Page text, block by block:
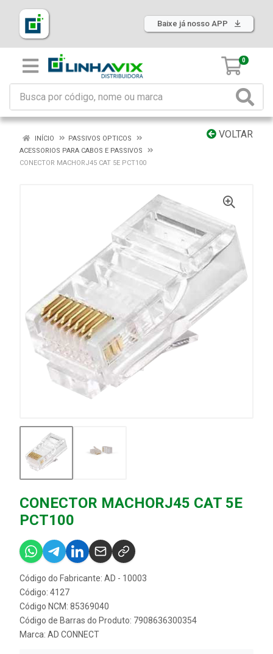
Baixe já nosso APP
0
VOLTAR
INÍCIO
PASSIVOS OPTICOS
ACESSORIOS PARA CABOS E PASSIVOS
CONECTOR MACHORJ45 CAT 5E PCT100
CONECTOR MACHORJ45 CAT 5E
PCT100
Código do Fabricante: AD - 10003
Código: 4127
Código NCM: 85369040
Código de Barras do Produto: 7908636300354
Marca: AD CONNECT